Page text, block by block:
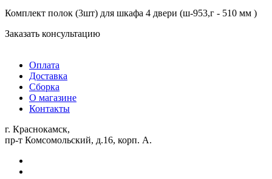
Комплект полок (3шт) для шкафа 4 двери (ш-953,г - 510 мм )
Заказать консультацию
Оплата
Доставка
Сборка
О магазине
Контакты
г. Краснокамск,
пр-т Комсомольский, д.16, корп. А.